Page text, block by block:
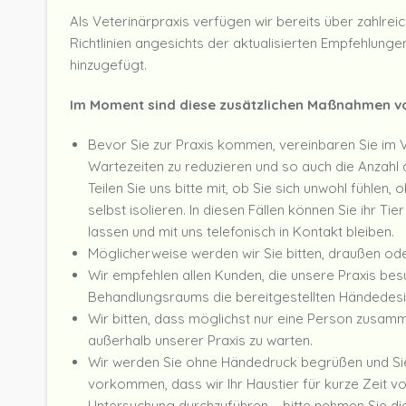
Als Veterinärpraxis verfügen wir bereits über
Richtlinien angesichts der aktualisierten
hinzugefügt.
Im Moment sind diese zusätzlichen Maßnahmen
Bevor Sie zur Praxis kommen, vereinbaren Sie
Wartezeiten zu reduzieren und so auch die
Teilen Sie uns bitte mit, ob Sie sich unwohl
selbst isolieren. In diesen Fällen können Sie ihr
lassen und mit uns telefonisch in Kontakt bleiben.
Möglicherweise werden wir Sie bitten, draußen
Wir empfehlen allen Kunden, die unsere Praxis
Behandlungsraums die bereitgestellten
Wir bitten, dass möglichst nur eine Person
außerhalb unserer Praxis zu warten.
Wir werden Sie ohne Händedruck begrüßen und
vorkommen, dass wir Ihr Haustier für kurze Zeit